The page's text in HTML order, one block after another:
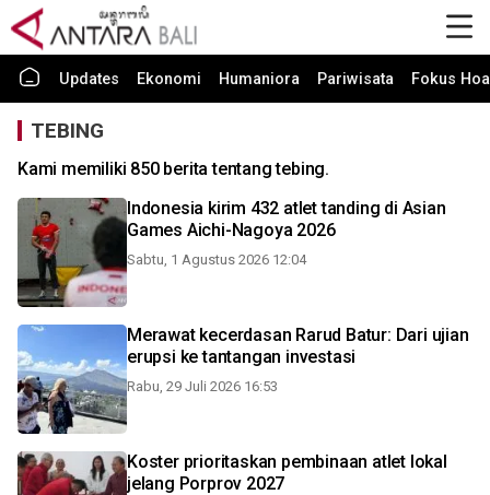
Updates Ekonomi Humaniora Pariwisata Fokus
TEBING
Kami memiliki 850 berita tentang tebing.
Indonesia kirim 432 atlet tanding di Asian
Games Aichi-Nagoya 2026
Sabtu, 1 Agustus 2026 12:04
Merawat kecerdasan Rarud Batur: Dari ujian
erupsi ke tantangan investasi
Rabu, 29 Juli 2026 16:53
Koster prioritaskan pembinaan atlet lokal
jelang Porprov 2027